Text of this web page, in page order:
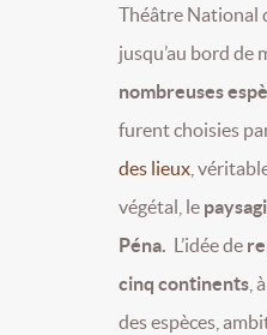
Théâtre National
jusqu’au bord de
nombreuses
furent choisies
des lieux ,
végétal, le
Péna. L’idée de
cinq continents ,
des espèces,